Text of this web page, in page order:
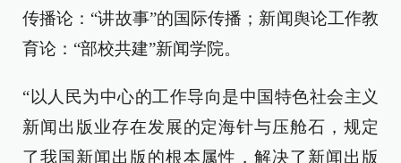
传播论：“讲故事”的国际传播；新闻舆论工作教
育论：“部校共建”新闻学院。
“以人民为中心的工作导向是中国特色社会主义
新闻出版业存在发展的定海针与压舱石，规定
了我国新闻出版的根本属性，解决了新闻出版